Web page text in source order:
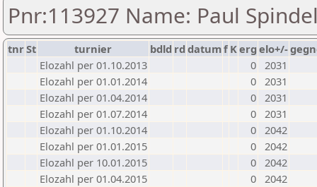
Pnr:113927 Name: Paul
tnrSt turnier bdld rd datumf Kerg elo+/-
Elozahl per 01.10.2013
0 2031
Elozahl per 01.01.2014
0 2031
Elozahl per 01.04.2014
0 2031
Elozahl per 01.07.2014
0 2031
Elozahl per 01.10.2014
0 2042
Elozahl per 01.01.2015
0 2042
Elozahl per 10.01.2015
0 2042
Elozahl per 01.04.2015
0 2042